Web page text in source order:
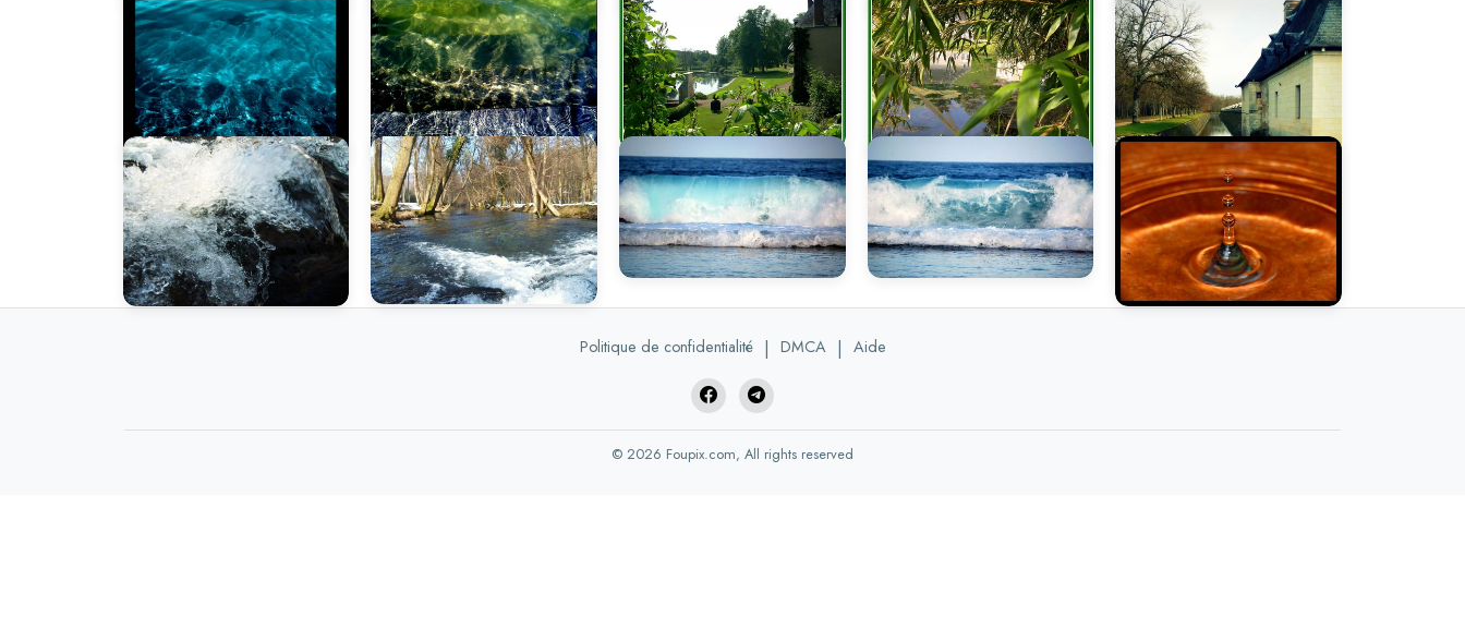
Politique de confidentialité | DMCA | Aide
© 2026 Foupix.com, All rights reserved